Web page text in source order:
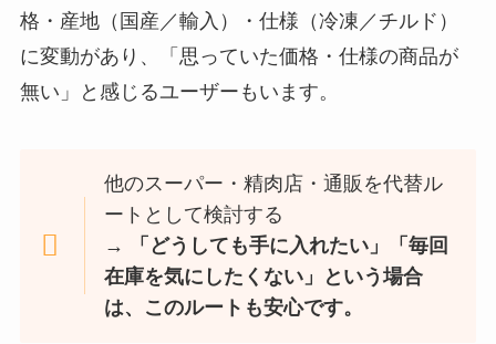
格・産地（国産／輸入）・仕様（冷凍／チルド）
に変動があり、「思っていた価格・仕様の商品が
無い」と感じるユーザーもいます。
他のスーパー・精肉店・通販を代替ル
ートとして検討する
→ 「どうしても手に入れたい」「毎回
在庫を気にしたくない」という場合
は、このルートも安心です。